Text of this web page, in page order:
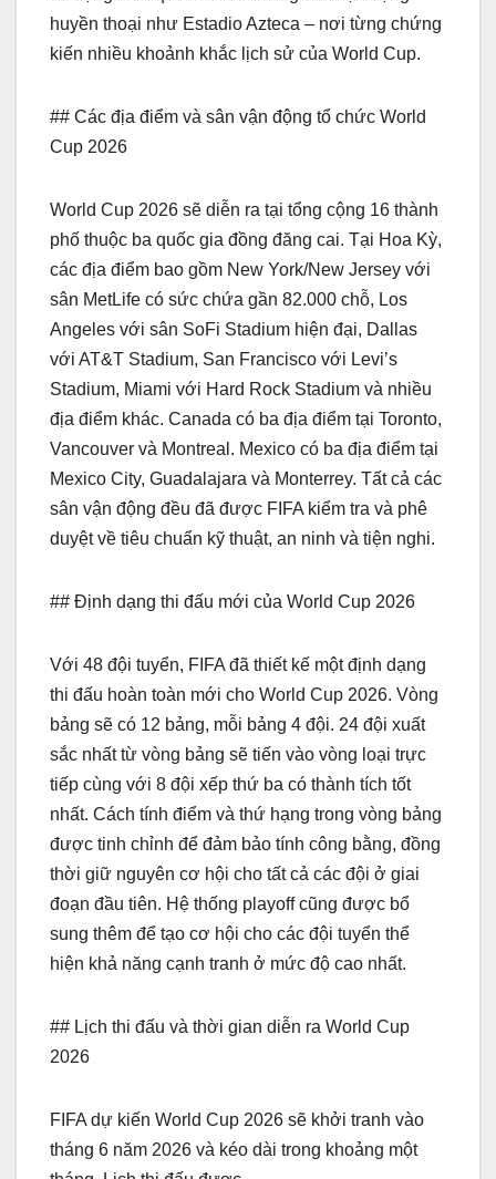
huyền thoại như Estadio Azteca – nơi từng chứng
kiến nhiều khoảnh khắc lịch sử của World Cup.
## Các địa điểm và sân vận động tổ chức World
Cup 2026
World Cup 2026 sẽ diễn ra tại tổng cộng 16 thành
phố thuộc ba quốc gia đồng đăng cai. Tại Hoa Kỳ,
các địa điểm bao gồm New York/New Jersey với
sân MetLife có sức chứa gần 82.000 chỗ, Los
Angeles với sân SoFi Stadium hiện đại, Dallas
với AT&T Stadium, San Francisco với Levi’s
Stadium, Miami với Hard Rock Stadium và nhiều
địa điểm khác. Canada có ba địa điểm tại Toronto,
Vancouver và Montreal. Mexico có ba địa điểm tại
Mexico City, Guadalajara và Monterrey. Tất cả các
sân vận động đều đã được FIFA kiểm tra và phê
duyệt về tiêu chuẩn kỹ thuật, an ninh và tiện nghi.
## Định dạng thi đấu mới của World Cup 2026
Với 48 đội tuyển, FIFA đã thiết kế một định dạng
thi đấu hoàn toàn mới cho World Cup 2026. Vòng
bảng sẽ có 12 bảng, mỗi bảng 4 đội. 24 đội xuất
sắc nhất từ vòng bảng sẽ tiến vào vòng loại trực
tiếp cùng với 8 đội xếp thứ ba có thành tích tốt
nhất. Cách tính điểm và thứ hạng trong vòng bảng
được tinh chỉnh để đảm bảo tính công bằng, đồng
thời giữ nguyên cơ hội cho tất cả các đội ở giai
đoạn đầu tiên. Hệ thống playoff cũng được bổ
sung thêm để tạo cơ hội cho các đội tuyển thể
hiện khả năng cạnh tranh ở mức độ cao nhất.
## Lịch thi đấu và thời gian diễn ra World Cup
2026
FIFA dự kiến World Cup 2026 sẽ khởi tranh vào
tháng 6 năm 2026 và kéo dài trong khoảng một